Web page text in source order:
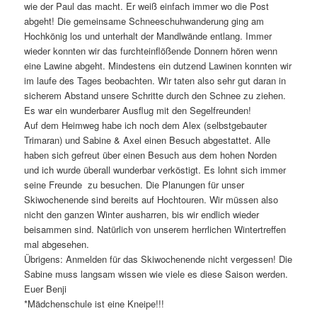
wie der Paul das macht. Er weiß einfach immer wo die Post
abgeht! Die gemeinsame Schneeschuhwanderung ging am
Hochkönig los und unterhalt der Mandlwände entlang. Immer
wieder konnten wir das furchteinflößende Donnern hören wenn
eine Lawine abgeht. Mindestens ein dutzend Lawinen konnten wir
im laufe des Tages beobachten. Wir taten also sehr gut daran in
sicherem Abstand unsere Schritte durch den Schnee zu ziehen.
Es war ein wunderbarer Ausflug mit den Segelfreunden!
Auf dem Heimweg habe ich noch dem Alex (selbstgebauter
Trimaran) und Sabine & Axel einen Besuch abgestattet. Alle
haben sich gefreut über einen Besuch aus dem hohen Norden
und ich wurde überall wunderbar verköstigt. Es lohnt sich immer
seine Freunde zu besuchen. Die Planungen für unser
Skiwochenende sind bereits auf Hochtouren. Wir müssen also
nicht den ganzen Winter ausharren, bis wir endlich wieder
beisammen sind. Natürlich von unserem herrlichen Wintertreffen
mal abgesehen.
Übrigens: Anmelden für das Skiwochenende nicht vergessen! Die
Sabine muss langsam wissen wie viele es diese Saison werden.
Euer Benji
*Mädchenschule ist eine Kneipe!!!